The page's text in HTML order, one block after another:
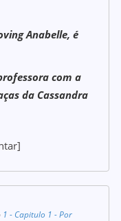
Anabelle, é
com a
da Cassandra
1 - Capitulo 1 - Por